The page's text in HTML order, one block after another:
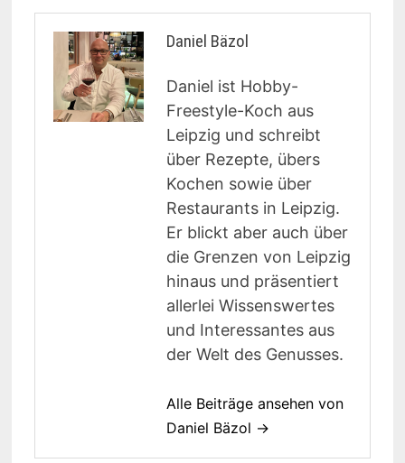
Daniel Bäzol
Daniel ist Hobby-
Freestyle-Koch aus
Leipzig und schreibt
über Rezepte, übers
Kochen sowie über
Restaurants in Leipzig.
Er blickt aber auch über
die Grenzen von Leipzig
hinaus und präsentiert
allerlei Wissenswertes
und Interessantes aus
der Welt des Genusses.
Alle Beiträge ansehen von
Daniel Bäzol →